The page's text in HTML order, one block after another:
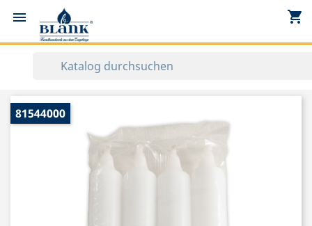
 shopping_cart
81544000